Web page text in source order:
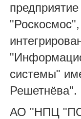
системы"
Решетнёва".
АО "НПЦ